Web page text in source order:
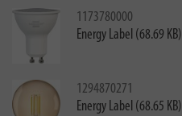
1173780000
Energy Label (68.69 KB)
1294870271
Energy Label (68.65 KB)